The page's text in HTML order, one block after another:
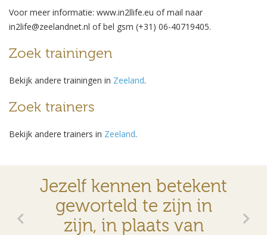
Voor meer informatie: www.in2llife.eu of mail naar
in2life@zeelandnet.nl of bel gsm (+31) 06-40719405.
Zoek trainingen
Bekijk andere trainingen in Zeeland.
Zoek trainers
Bekijk andere trainers in Zeeland.
Jezelf kennen betekent
geworteld te zijn in
zijn, in plaats van